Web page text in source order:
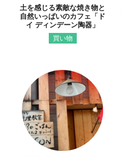
土を感じる素敵な焼き物と
自然いっぱいのカフェ「ド
イ ディンデーン陶器」
買い物